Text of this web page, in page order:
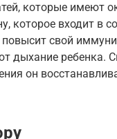
которые имеют
которое входит в
повысит свой
дыхание ребенка.
он